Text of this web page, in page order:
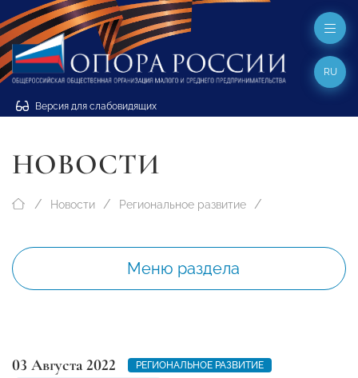
Версия для слабовидящих
RU
НОВОСТИ
Новости Региональное развитие
Меню раздела
03 Августа 2022
РЕГИОНАЛЬНОЕ РАЗВИТИЕ